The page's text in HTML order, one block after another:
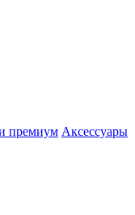
премиум Аксессуары